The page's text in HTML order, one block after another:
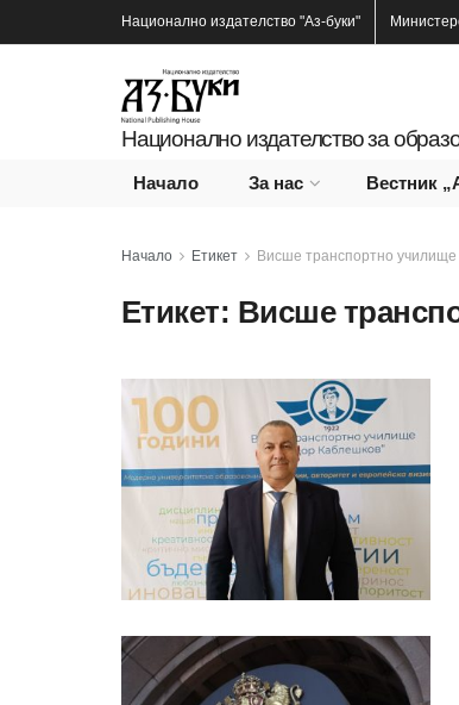
Национално издателство "Аз-буки"
Национално издателство за
Начало За нас Вестник
Начало Етикет Висше транспортно училище
Етикет: Висше